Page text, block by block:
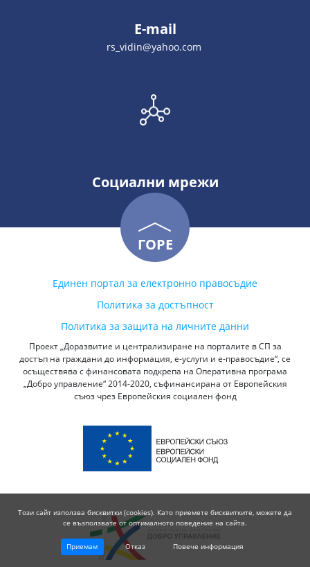
E-mail
rs_vidin@yahoo.com
Социални мрежи
ГОРЕ
Единен портал за електронно правосъдие
Политика за достъпност
Политика за защита на личните данни
Проект „Доразвитие и централизиране на порталите в СП за
достъп на граждани до информация, е-услуги и е-правосъдие“, се
осъществява с финансовата подкрепа на Оперативна програма
„Добро управление“ 2014-2020, съфинансирана от Европейския
съюз чрез Европейския социален фонд
Този сайт използва бисквитки (cookies). Като приемете бисквитките, можете да
се възползвате от оптималното поведение на сайта.
Приемам Отказ Повече информация